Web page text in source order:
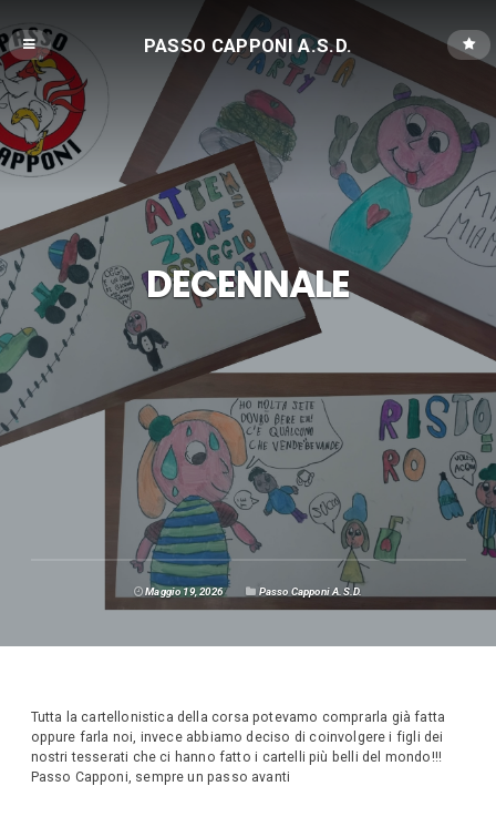
PASSO CAPPONI A.S.D.
DECENNALE
Maggio 19, 2026 Passo Capponi A.S.D.
Tutta la cartellonistica della corsa potevamo comprarla già fatta
oppure farla noi, invece abbiamo deciso di coinvolgere i figli dei
nostri tesserati che ci hanno fatto i cartelli più belli del mondo!!!
Passo Capponi, sempre un passo avanti